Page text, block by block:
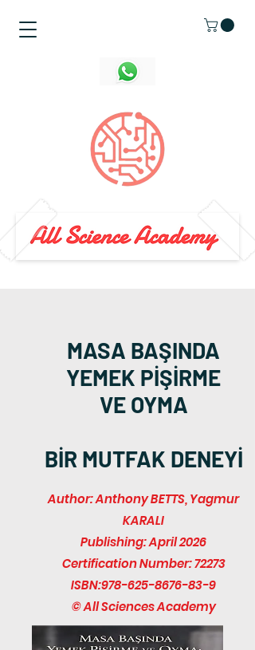
MASA BAŞINDA
YEMEK PİŞİRME
VE OYMA
BİR MUTFAK DENEYİ
Author: Anthony BETTS, Yagmur
KARALI
Publishing: April 2026
Certification Number: 72273
ISBN:978-625-8676-83-9
© All Sciences Academy